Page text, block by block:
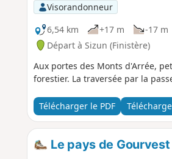
Visorandonneur
6,54 km
+17 m -17 m
Départ à Sizun (Finistère)
Aux portes des Monts d'Arrée,
forestier. La traversée par la
Télécharger le PDF
Le pays de Gourvest